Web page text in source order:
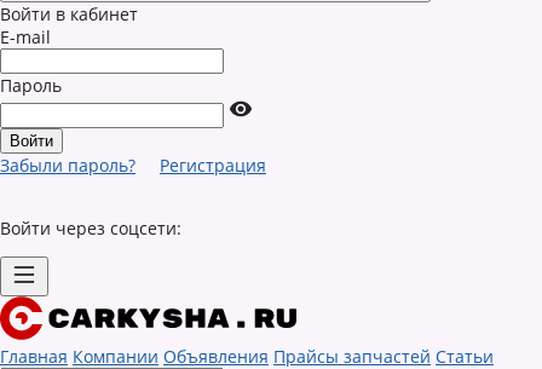
Войти в кабинет
E-mail
Пароль
Забыли пароль? Регистрация
Войти через соцсети:
Главная Компании Объявления Прайсы запчастей Статьи